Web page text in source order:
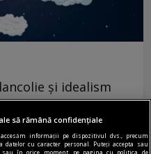
și idealism
să rămână confidențiale
informații pe dispozitivul dvs., precum
cu caracter personal. Puteți accepta sau
în orice moment, pe pagina cu politica de